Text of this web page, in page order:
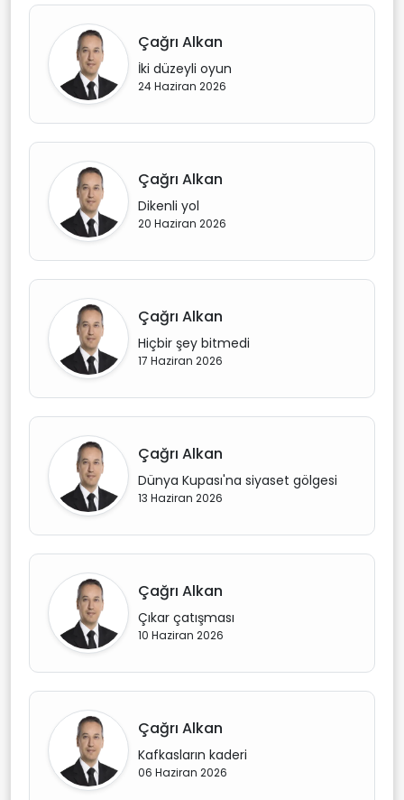
Çağrı Alkan
İki düzeyli oyun
24 Haziran 2026
Çağrı Alkan
Dikenli yol
20 Haziran 2026
Çağrı Alkan
Hiçbir şey bitmedi
17 Haziran 2026
Çağrı Alkan
Dünya Kupası'na siyaset gölgesi
13 Haziran 2026
Çağrı Alkan
Çıkar çatışması
10 Haziran 2026
Çağrı Alkan
Kafkasların kaderi
06 Haziran 2026